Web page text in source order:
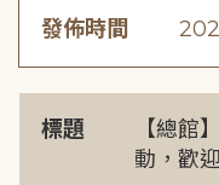
發佈時間
標題
【總館
動，歡